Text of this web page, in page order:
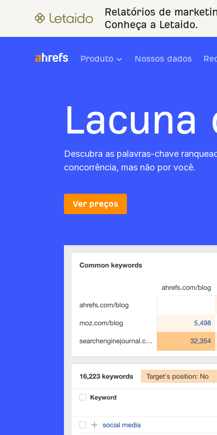
Relatórios de
Conheça a Letaido.
Produto Nossos dados
Lacuna
Descubra as palavras-chave
concorrência, mas não por você.
Ver preços